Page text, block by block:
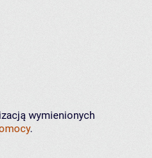
wymienionych
.